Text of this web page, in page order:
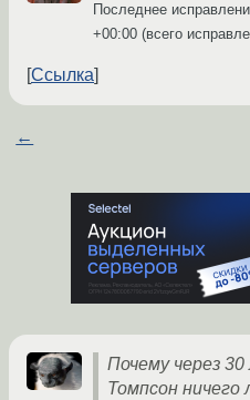
Последнее
+00:00 (всего
Ссылка
←
Почему через
Томпсон ничего